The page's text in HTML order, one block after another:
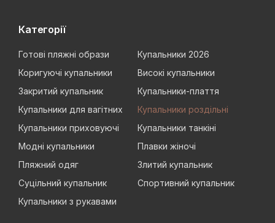
Категорії
Готові пляжні образи
Купальники 2026
Коригуючі купальники
Високі купальники
Закритий купальник
Купальники-плаття
Купальники для вагітних
Купальники роздільні
Купальники приховуючі
Купальники танкіні
Модні купальники
Плавки жіночі
Пляжний одяг
Злитий купальник
Суцільний купальник
Спортивний купальник
Купальники з рукавами